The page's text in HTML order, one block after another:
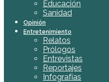
Educación
Sanidad
Opinión
Entretenimiento
Relatos
Prólogos
Entrevistas
Reportajes
Infografías